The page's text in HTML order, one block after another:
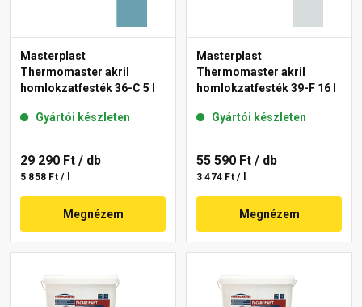
Masterplast
Thermomaster akril
homlokzatfesték 36-C 5 l
Gyártói készleten
29 290 Ft / db
5 858 Ft / l
Megnézem
Masterplast
Thermomaster akril
homlokzatfesték 39-F 16 l
Gyártói készleten
55 590 Ft / db
3 474 Ft / l
Megnézem